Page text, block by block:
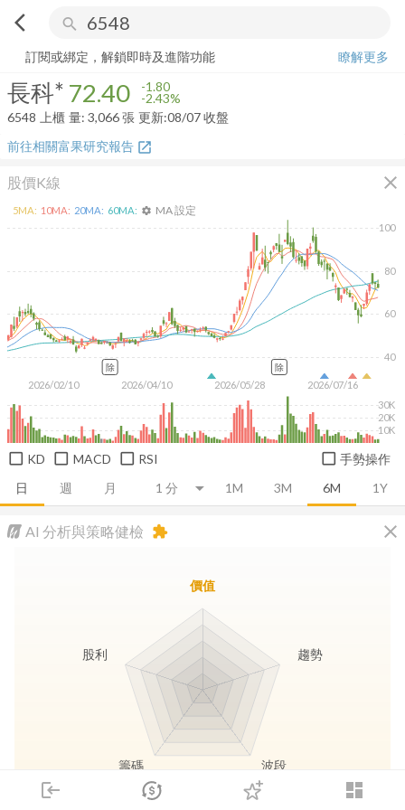
arrow_back_ios search
login dashboard
市場 登入
長科* 72.40 -2.43%
訂閱或綁定，解鎖即時及進階功能
瞭解更多
長科* 72.40 -1.80
-2.43%
6548
上櫃 量: 3,066張 更新:08/07 收盤
前往相關富果研究報告 open_in_new
股價K線 close
日 週 月 1M 3M 6M 1Y
2026/02/10 2026/04/10 2026/05/28 2026/07/16
40
60
80
100
10K
20K
30K
5MA: 10MA: 20MA: 60MA: settings MA 設定
除 除
KD MACD RSI 手勢操作
AI 分析與策略健檢 close
extension
價值
趨勢
波段
籌碼
股利